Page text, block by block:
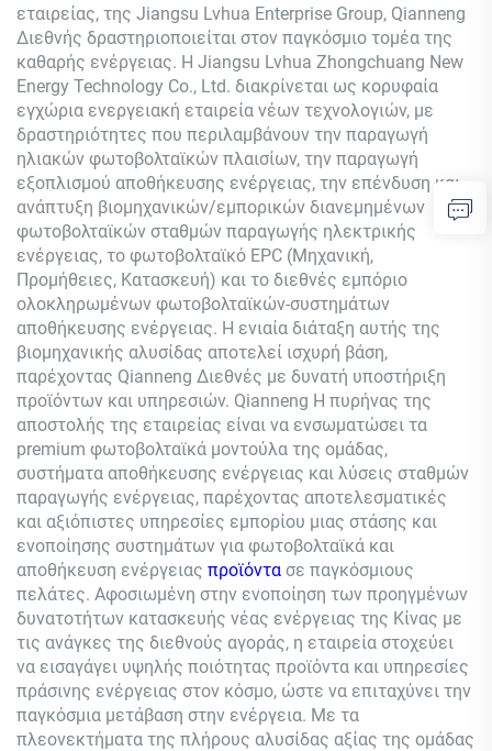
εταιρείας, της Jiangsu Lvhua Enterprise Group, Qianneng
Διεθνής δραστηριοποιείται στον παγκόσμιο τομέα της
καθαρής ενέργειας. Η Jiangsu Lvhua Zhongchuang New
Energy Technology Co., Ltd. διακρίνεται ως κορυφαία
εγχώρια ενεργειακή εταιρεία νέων τεχνολογιών, με
δραστηριότητες που περιλαμβάνουν την παραγωγή
ηλιακών φωτοβολταϊκών πλαισίων, την παραγωγή
εξοπλισμού αποθήκευσης ενέργειας, την επένδυση και
ανάπτυξη βιομηχανικών/εμπορικών διανεμημένων
φωτοβολταϊκών σταθμών παραγωγής ηλεκτρικής
ενέργειας, το φωτοβολταϊκό EPC (Μηχανική,
Προμήθειες, Κατασκευή) και το διεθνές εμπόριο
ολοκληρωμένων φωτοβολταϊκών-συστημάτων
αποθήκευσης ενέργειας. Η ενιαία διάταξη αυτής της
βιομηχανικής αλυσίδας αποτελεί ισχυρή βάση,
παρέχοντας Qianneng Διεθνές με δυνατή υποστήριξη
προϊόντων και υπηρεσιών. Qianneng Η πυρήνας της
αποστολής της εταιρείας είναι να ενσωματώσει τα
premium φωτοβολταϊκά μοντούλα της ομάδας,
συστήματα αποθήκευσης ενέργειας και λύσεις σταθμών
παραγωγής ενέργειας, παρέχοντας αποτελεσματικές
και αξιόπιστες υπηρεσίες εμπορίου μιας στάσης και
ενοποίησης συστημάτων για φωτοβολταϊκά και
αποθήκευση ενέργειας προϊόντα σε παγκόσμιους
πελάτες. Αφοσιωμένη στην ενοποίηση των προηγμένων
δυνατοτήτων κατασκευής νέας ενέργειας της Κίνας με
τις ανάγκες της διεθνούς αγοράς, η εταιρεία στοχεύει
να εισαγάγει υψηλής ποιότητας προϊόντα και υπηρεσίες
πράσινης ενέργειας στον κόσμο, ώστε να επιταχύνει την
παγκόσμια μετάβαση στην ενέργεια. Με τα
πλεονεκτήματα της πλήρους αλυσίδας αξίας της ομάδας